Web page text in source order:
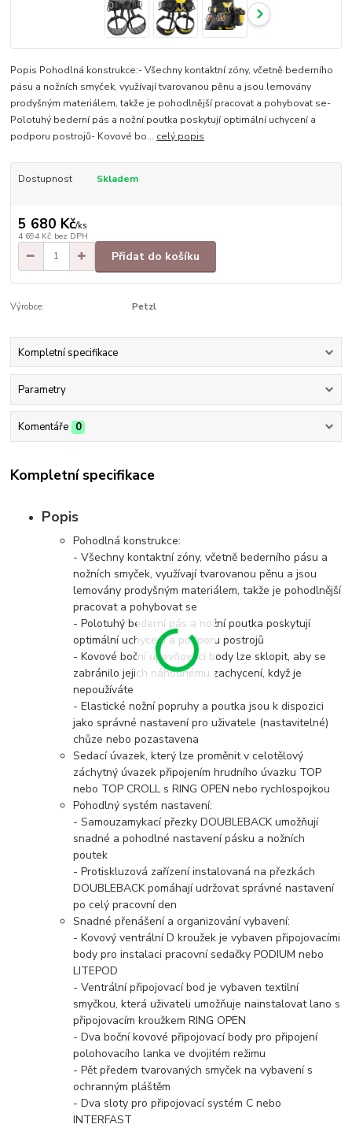
Popis Pohodlná konstrukce:- Všechny kontaktní zóny, včetně bederního
pásu a nožních smyček, využívají tvarovanou pěnu a jsou lemovány
prodyšným materiálem, takže je pohodlnější pracovat a pohybovat se-
Polotuhý bederní pás a nožní poutka poskytují optimální uchycení a
podporu postrojů- Kovové bo... celý popis
Dostupnost Skladem
5 680 Kč/ks
4 694 Kč bez DPH
Přidat do košíku
Výrobce: Petzl
Kompletní specifikace
Parametry
Komentáře 0
Kompletní specifikace
Popis
Pohodlná konstrukce:
- Všechny kontaktní zóny, včetně bederního pásu a
nožních smyček, využívají tvarovanou pěnu a jsou
lemovány prodyšným materiálem, takže je pohodlnější
pracovat a pohybovat se
- Polotuhý bederní pás a nožní poutka poskytují
optimální uchycení a podporu postrojů
- Kovové boční upevňovací body lze sklopit, aby se
zabránilo jejich náhodnému zachycení, když je
nepoužíváte
- Elastické nožní popruhy a poutka jsou k dispozici
jako správné nastavení pro uživatele (nastavitelné)
chůze nebo pozastavena
Sedací úvazek, který lze proměnit v celotělový
záchytný úvazek připojením hrudního úvazku TOP
nebo TOP CROLL s RING OPEN nebo rychlospojkou
Pohodlný systém nastavení:
- Samouzamykací přezky DOUBLEBACK umožňují
snadné a pohodlné nastavení pásku a nožních
poutek
- Protiskluzová zařízení instalovaná na přezkách
DOUBLEBACK pomáhají udržovat správné nastavení
po celý pracovní den
Snadné přenášení a organizování vybavení:
- Kovový ventrální D kroužek je vybaven připojovacími
body pro instalaci pracovní sedačky PODIUM nebo
LITEPOD
- Ventrální připojovací bod je vybaven textilní
smyčkou, která uživateli umožňuje nainstalovat lano s
připojovacím kroužkem RING OPEN
- Dva boční kovové připojovací body pro připojení
polohovacího lanka ve dvojitém režimu
- Pět předem tvarovaných smyček na vybavení s
ochranným pláštěm
- Dva sloty pro připojovací systém C nebo
INTERFAST